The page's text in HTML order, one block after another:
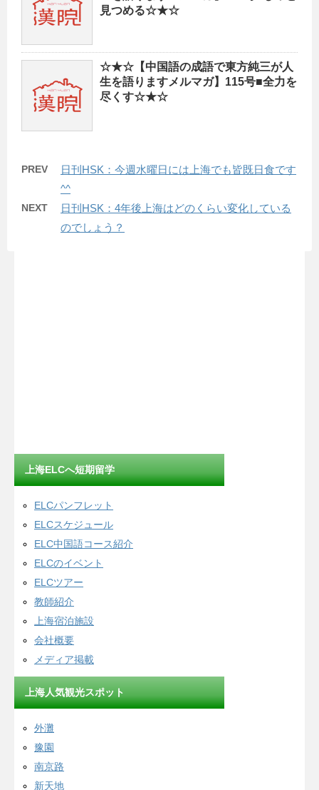
見つめる☆★☆
☆★☆【中国語の成語で東方純三が人
生を語りますメルマガ】115号■全力を
尽くす☆★☆
PREV
日刊HSK：今週水曜日には上海でも皆既日食です
^^
NEXT
日刊HSK：4年後上海はどのくらい変化している
のでしょう？
上海ELCへ短期留学
ELCパンフレット
ELCスケジュール
ELC中国語コース紹介
ELCのイベント
ELCツアー
教師紹介
上海宿泊施設
会社概要
メディア掲載
上海人気観光スポット
外灘
豫園
南京路
新天地